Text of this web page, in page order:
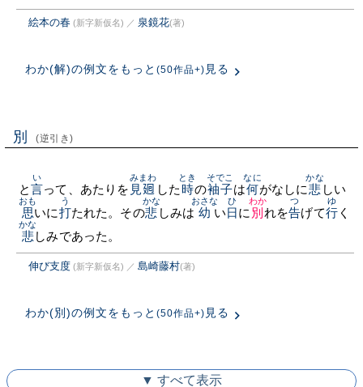
絵本の春 (新字新仮名) ／ 泉鏡花(著)
わか(解)の例文をもっと (50作品+) 見る
別 (逆引き)
と言
い
って、あたりを 見𢌞
みまわ
した時
とき
の袖子
そでこ
は何
なに
がなしに悲
かな
しい
思
おも
いに打
う
たれた。その悲
かな
しみは 幼
おさな
い日
ひ
に 別
わか
れを告
つ
げて行
ゆ
く
悲
かな
しみであった。
伸び支度 (新字新仮名) ／ 島崎藤村(著)
わか(別)の例文をもっと (50作品+) 見る
▼ すべて表示